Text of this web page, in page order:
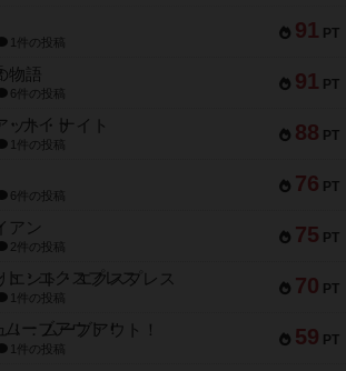
91 PT
1件の投稿
91 PT
物語
6件の投稿
88 PT
ット・ナイト
1件の投稿
76 PT
6件の投稿
75 PT
アン
2件の投稿
70 PT
エント・エクスプレス
1件の投稿
59 PT
！：ムーブアウト！
1件の投稿